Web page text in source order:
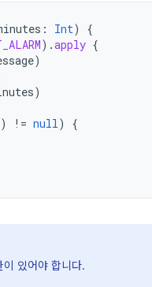
: Int)
{
).apply {
)
)
) != null)
{
이 있어야 합니다.